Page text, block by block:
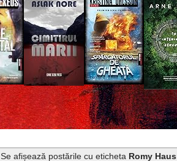
Se afișează postările cu eticheta Romy